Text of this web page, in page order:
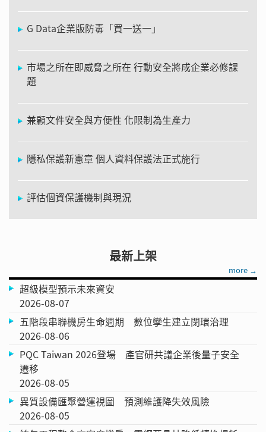
G Data企業版防毒「買一送一」
市場之所在即威脅之所在 行動安全將成企業必修課
題
兼顧文件安全與方便性 化限制為生產力
隱私保護新憲章 個人資料保護法正式施行
評估個資保護機制與現況
最新上架
more →
超級模型預示未來資安
2026-08-07
五階段串聯機房生命週期 數位孿生建立閉環治理
2026-08-06
PQC Taiwan 2026登場 產官研共議企業後量子安全
遷移
2026-08-05
異質設備匯聚營運視圖 預測維護降失效風險
2026-08-05